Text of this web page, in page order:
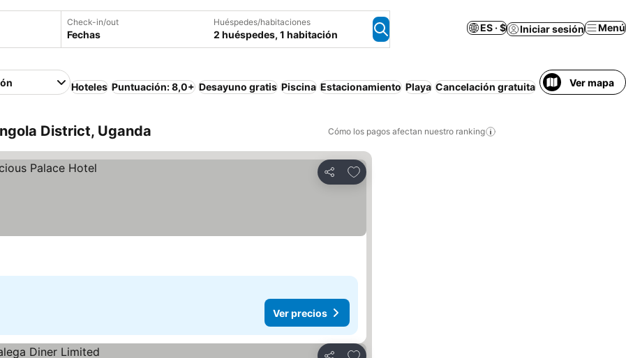
Check-in/out
Fechas
Huéspedes/habitaciones
2 huéspedes, 1 habitación
ES · $ Iniciar sesión Menú
Hoteles Puntuación: 8,0+ Desayuno gratis Piscina Estacionamiento Playa Cancelación gratuita Pensión completa
Ver mapa
District, Uganda Cómo los pagos afectan nuestro ranking
Compartir
Agregar a favoritos
Ver precios
Agregar a favoritos